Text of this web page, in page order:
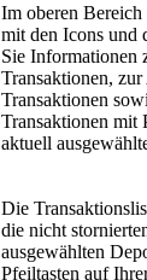
Im oberen
mit den Icons und
Sie Informationen
Transaktionen,
Transaktionen
Transaktionen mit
aktuell
Die
die nicht
ausgewählten
Pfeiltasten auf